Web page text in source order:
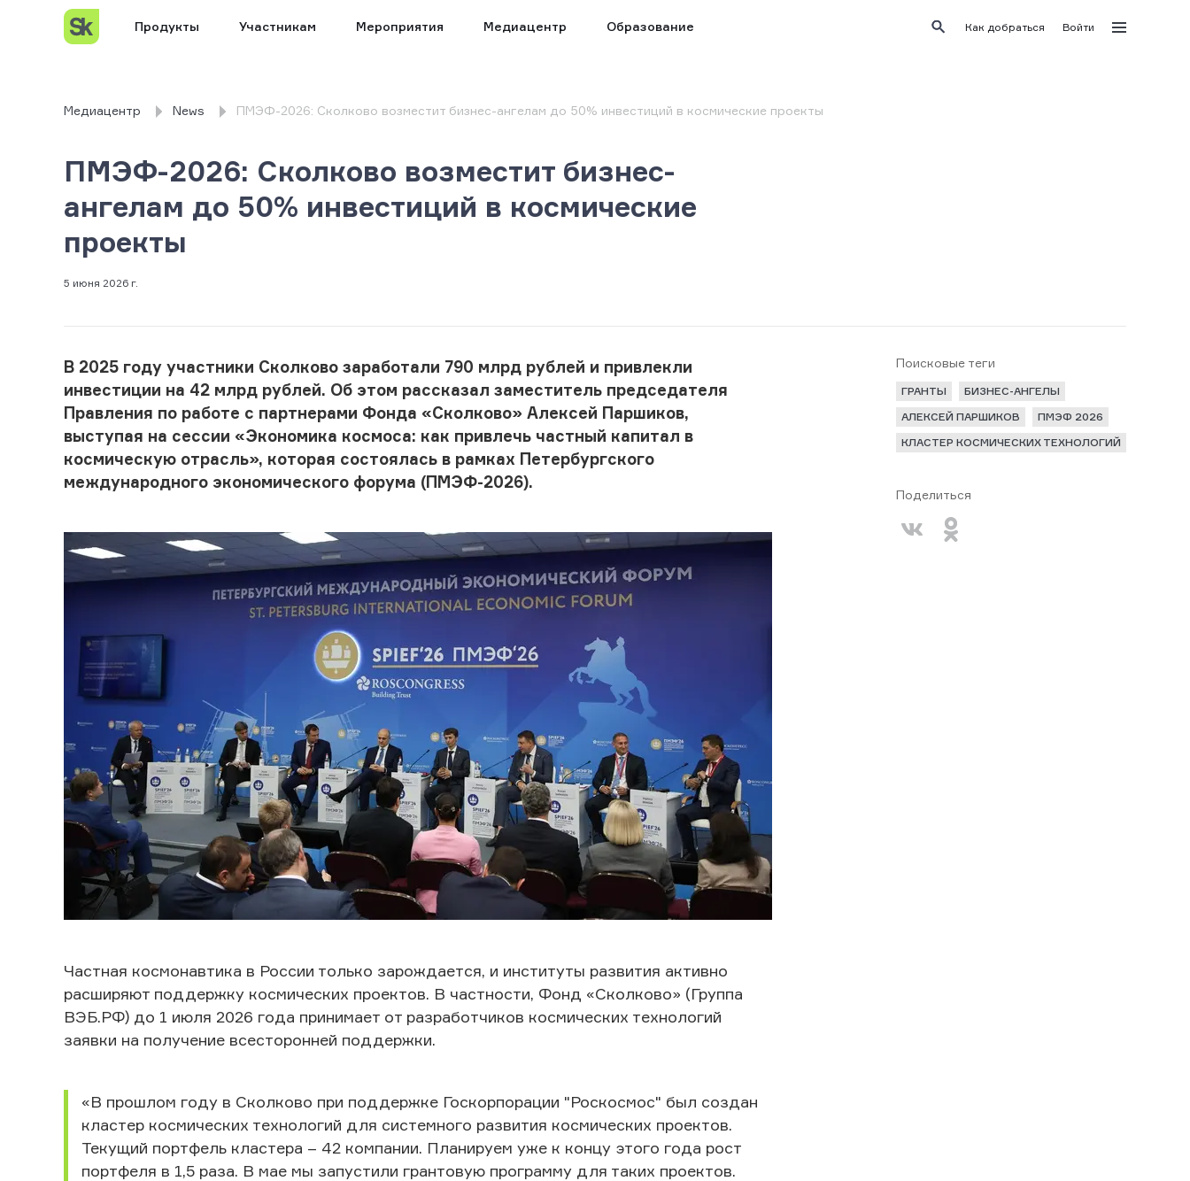
Продукты Участникам Мероприятия Медиацентр Образование Как добраться Войти
Медиацентр News ПМЭФ-2026: Сколково возместит бизнес-ангелам до 50% инвестиций в космические проекты
ПМЭФ-2026: Сколково возместит бизнес-
ангелам до 50% инвестиций в космические
проекты
5 июня 2026 г.
В 2025 году участники Сколково заработали 790 млрд рублей и привлекли
инвестиции на 42 млрд рублей. Об этом рассказал заместитель председателя
Правления по работе с партнерами Фонда «Сколково» Алексей Паршиков,
выступая на сессии «Экономика космоса: как привлечь частный капитал в
космическую отрасль», которая состоялась в рамках Петербургского
международного экономического форума (ПМЭФ-2026).
Частная космонавтика в России только зарождается, и институты развития активно
расширяют поддержку космических проектов. В частности, Фонд «Сколково» (Группа
ВЭБ.РФ) до 1 июля 2026 года принимает от разработчиков космических технологий
заявки на получение всесторонней поддержки.
«В прошлом году в Сколково при поддержке Госкорпорации "Роскосмос" был создан
кластер космических технологий для системного развития космических проектов.
Текущий портфель кластера – 42 компании. Планируем уже к концу этого года рост
портфеля в 1,5 раза. В мае мы запустили грантовую программу для таких проектов.
Поисковые теги
ГРАНТЫ
БИЗНЕС-АНГЕЛЫ
АЛЕКСЕЙ ПАРШИКОВ
ПМЭФ 2026
КЛАСТЕР КОСМИЧЕСКИХ ТЕХНОЛОГИЙ
Поделиться